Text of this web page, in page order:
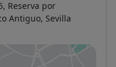
Reserva por
Antiguo, Sevilla